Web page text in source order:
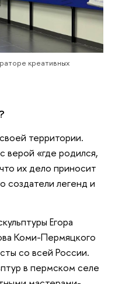
креативных
территории.
верой «где родился,
их дело приносит
создатели легенд и
Егора
Коми-Пермяцкого
со всей России.
в пермском селе